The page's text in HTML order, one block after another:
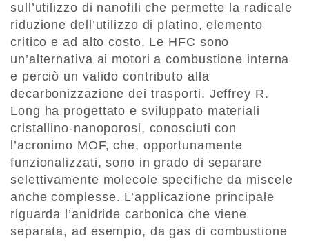
sull’utilizzo di nanofili che permette la radicale
riduzione dell’utilizzo di platino, elemento
critico e ad alto costo. Le HFC sono
un’alternativa ai motori a combustione interna
e perciò un valido contributo alla
decarbonizzazione dei trasporti. Jeffrey R.
Long ha progettato e sviluppato materiali
cristallino-nanoporosi, conosciuti con
l’acronimo MOF, che, opportunamente
funzionalizzati, sono in grado di separare
selettivamente molecole specifiche da miscele
anche complesse. L’applicazione principale
riguarda l’anidride carbonica che viene
separata, ad esempio, da gas di combustione